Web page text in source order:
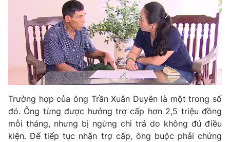
Tư vấn
Lịch phát sóng
Chuyên mục khác
Emagazine Podcast
Photo Infographic
Video Shorts video
Trường hợp của ông Trần Xuân Duyên là một trong số
đó. Ông từng được hưởng trợ cấp hơn 2,5 triệu đồng
mỗi tháng, nhưng bị ngừng chi trả do không đủ điều
kiện. Để tiếp tục nhận trợ cấp, ông buộc phải chứng